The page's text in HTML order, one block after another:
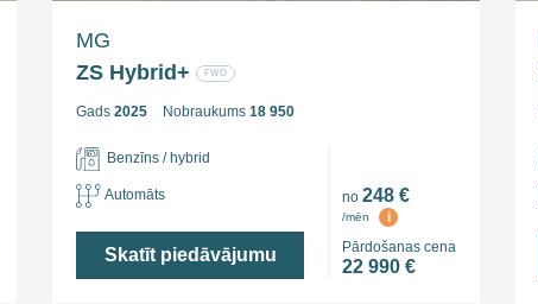
MG
ZS Hybrid+
FWD
Gads 2025 Nobraukums 18 950
Benzīns / hybrid
Automāts
Skatīt piedāvājumu
no 248 €
/mēn
i
Pārdošanas cena
22 990 €